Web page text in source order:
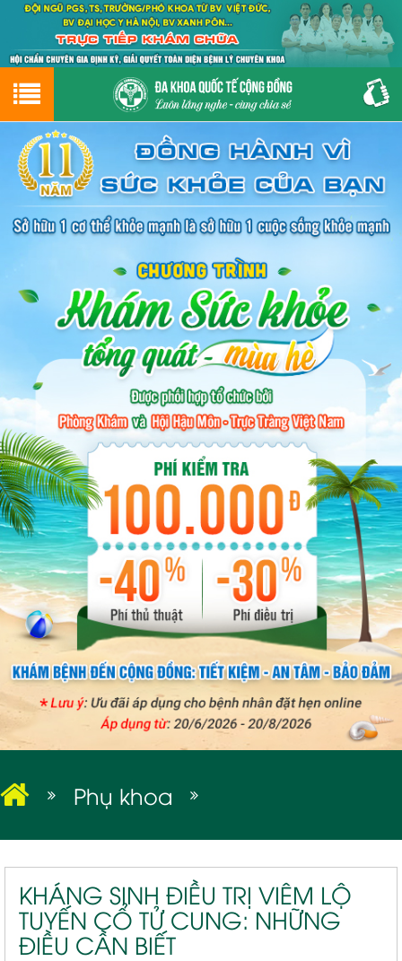
Hotline0243.9656.999tư vấn miễn phí
GIỚI THIỆU
GIỚI THIỆU VỀ PHÒNG KHÁM
CƠ SỞ VẬT CHẤT
ĐẶT HẸN LỊCH KHÁM
ĐƯỜNG TỚI PHÒNG KHÁM
PHỤ KHOA
BỆNH HẬU MÔN
BỆNH XÃ HỘI
Phụ khoa
Viêm lộ tuyến cổ tử cung
KHÁNG SINH ĐIỀU TRỊ VIÊM LỘ
TUYẾN CỔ TỬ CUNG: NHỮNG
ĐIỀU CẦN BIẾT